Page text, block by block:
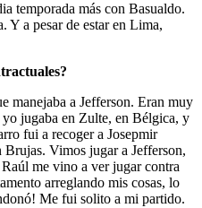
temporada más con Basualdo.
Y a pesar de estar en Lima,
manejaba a Jefferson. Eran muy
jugaba en Zulte, en Bélgica, y
fui a recoger a Josepmir
Brujas. Vimos jugar a Jefferson,
me vino a ver jugar contra
arreglando mis cosas, lo
Me fui solito a mi partido.